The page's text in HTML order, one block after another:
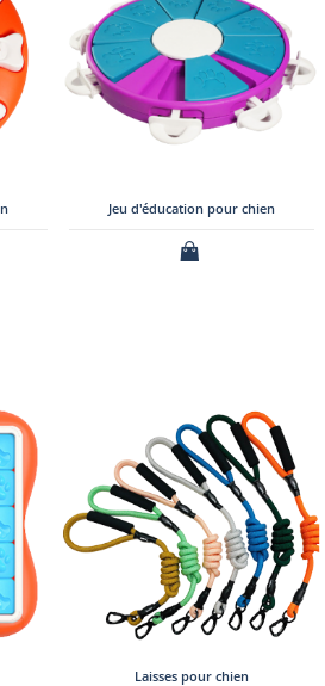
Jeu d'éducation pour chien
Laisses pour chien